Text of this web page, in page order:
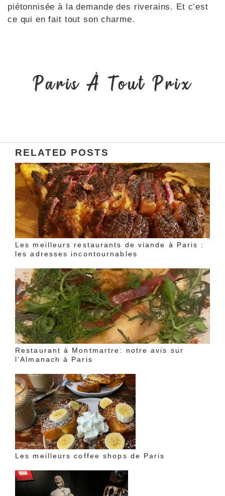
piétonnisée à la demande des riverains. Et c’est
ce qui en fait tout son charme.
Paris À Tout Prix
RELATED POSTS
Les meilleurs restaurants de viande à Paris :
les adresses incontournables
Restaurant à Montmartre: notre avis sur
l’Almanach à Paris
Les meilleurs coffee shops de Paris